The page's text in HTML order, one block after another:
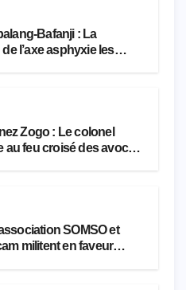
Bafanji : La
l’axe asphyxie les
Zogo : Le colonel
au feu croisé des avocats
SOMSO et
militent en faveur